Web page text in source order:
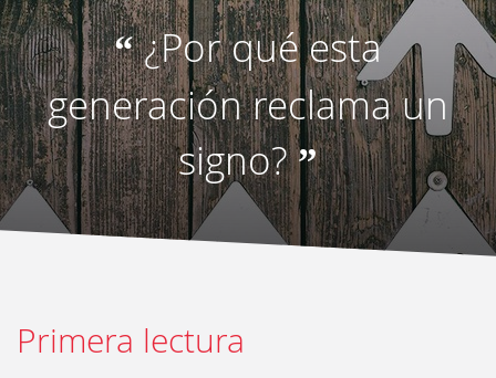
“¿Por qué esta
generación reclama un
signo?”
Primera lectura